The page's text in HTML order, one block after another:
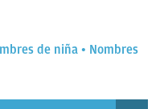
de niña
Nombres